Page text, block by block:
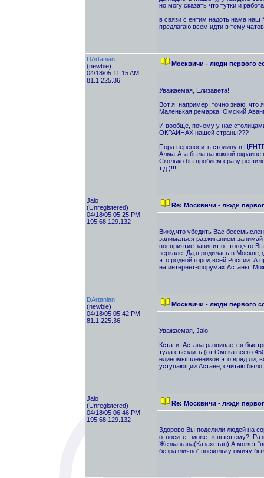
но могу сказать что тутки и
в связи с ентим надоть нама наш
предлагаю всем идти в тему
DArtanian
(newbie)
04/18/05 11:15 AM
81.1.225.36
Москвичи - люди первого
Уважаемая, Елизавета!
Вот я, например, точно знаю, что
Маленькая ремарка: Омский
И вообще, почему у нас
ОКРАИНАХ нашей страны???
Пора переносить столицу в
Алма-Ата была на южной окраине
Сколько бы проблем сразу
т.д.)!!!
Jalo
(Unregistered)
04/18/05 05:25 PM
195.68.129.132
Re: Москвичи - люди
Вижу,что убедить Вас
заниматься разжиганием-
восприятие зависит от того,что
зеркале..Да,я родилась в
это родной город всей России..А
на интернет-форумах
DArtanian
(newbie)
04/18/05 05:42 PM
81.1.225.36
Москвичи - люди первого
Уважаемая, Jalo!
Кстати, Астана развивается
туда съездить (от Омска всего
единомышленников это вряд ли,
уступающий Астане, считаю было
Jalo
(Unregistered)
04/18/05 06:46 PM
195.68.129.132
Re: Москвичи - люди
Здорово Вы поделили людей на
относите...может к
Жезказгана(Казахстан).А может
безразлично",поскольку омичу